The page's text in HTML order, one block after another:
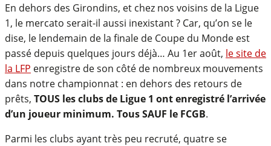
En dehors des Girondins, et chez nos voisins de la Ligue
1, le mercato serait-il aussi inexistant ? Car, qu’on se le
dise, le lendemain de la finale de Coupe du Monde est
passé depuis quelques jours déjà… Au 1er août, le site de
la LFP enregistre de son côté de nombreux mouvements
dans notre championnat : en dehors des retours de
prêts, TOUS les clubs de Ligue 1 ont enregistré l’arrivée
d’un joueur minimum. Tous SAUF le FCGB.
Parmi les clubs ayant très peu recruté, quatre se